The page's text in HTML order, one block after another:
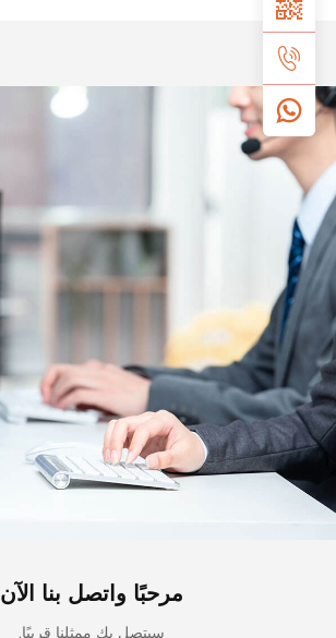
مرحبًا واتصل بنا الآن
سيتصل بك ممثلنا قريبًا.